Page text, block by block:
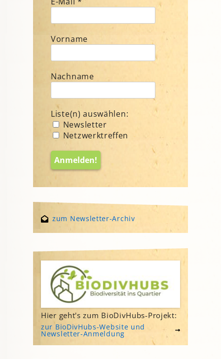
Vorname
Nachname
Liste(n) auswählen:
Newsletter
Netzwerktreffen
zum Newsletter-Archiv
Hier geht's zum BioDivHubs-Projekt:
zur BioDivHubs-Website und
Newsletter-Anmeldung